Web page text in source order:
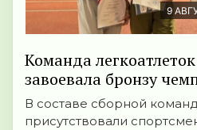
9
Команда
завоевала бронзу
В составе сборной
присутствовали